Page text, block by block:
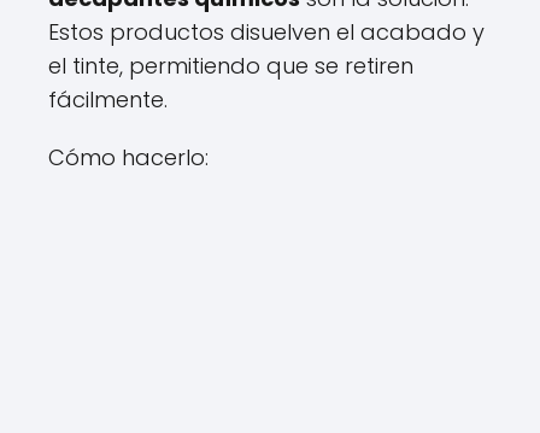
Estos productos disuelven el acabado y
el tinte, permitiendo que se retiren
fácilmente.
Cómo hacerlo: